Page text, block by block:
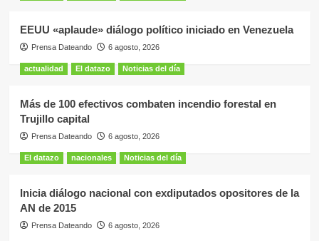
EEUU «aplaude» diálogo político iniciado en Venezuela
Prensa Dateando 6 agosto, 2026
actualidad El datazo Noticias del día
Más de 100 efectivos combaten incendio forestal en
Trujillo capital
Prensa Dateando 6 agosto, 2026
El datazo nacionales Noticias del día
Inicia diálogo nacional con exdiputados opositores de la
AN de 2015
Prensa Dateando 6 agosto, 2026